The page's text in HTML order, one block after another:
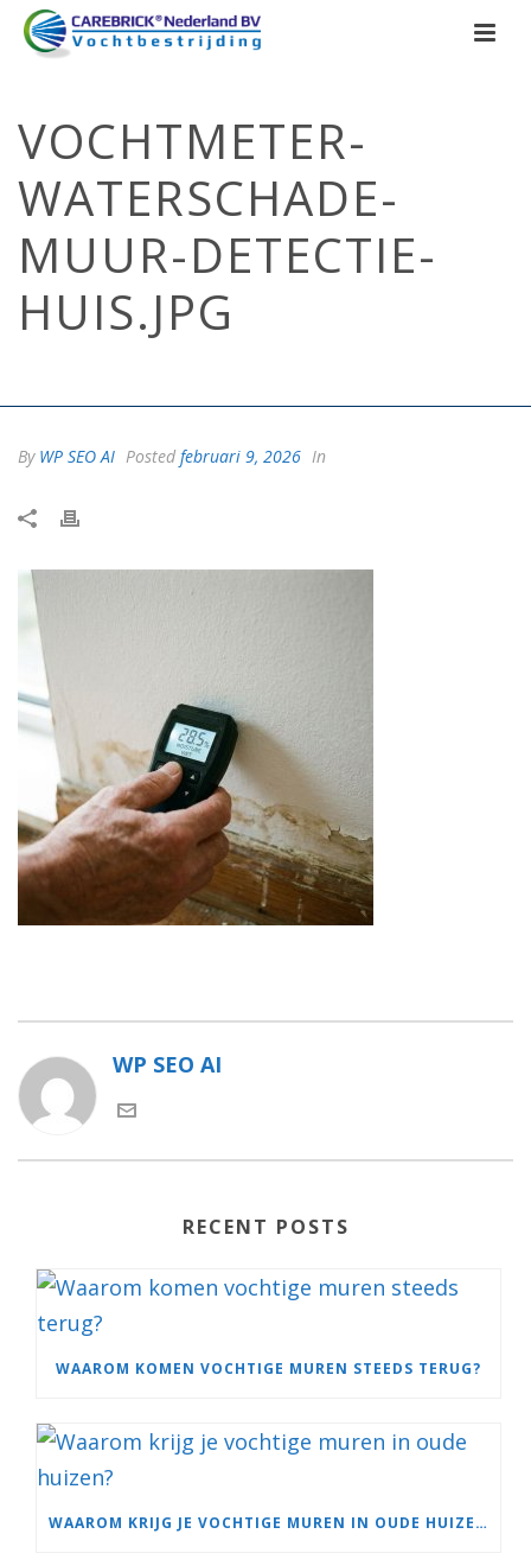
VOCHTMETER-
WATERSCHADE-
MUUR-DETECTIE-
HUIS.JPG
By WP SEO AI Posted februari 9, 2026 In
WP SEO AI
RECENT POSTS
WAAROM KOMEN VOCHTIGE MUREN STEEDS TERUG?
WAAROM KRIJG JE VOCHTIGE MUREN IN OUDE HUIZEN?